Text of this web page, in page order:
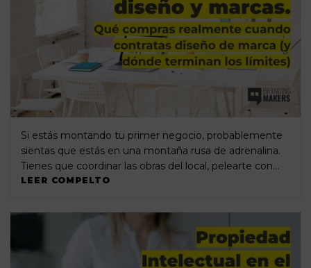
Si estás montando tu primer negocio, probablemente
sientas que estás en una montaña rusa de adrenalina.
Tienes que coordinar las obras del local, pelearte con…
LEER COMPELTO